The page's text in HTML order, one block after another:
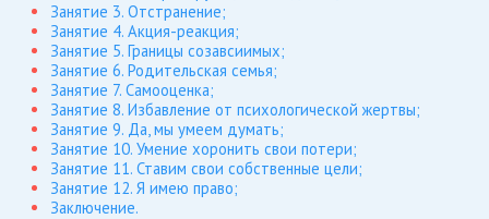
Занятие 3. Отстранение;
Занятие 4. Акция-реакция;
Занятие 5. Границы созавсиимых;
Занятие 6. Родительская семья;
Занятие 7. Самооценка;
Занятие 8. Избавление от психологической жертвы;
Занятие 9. Да, мы умеем думать;
Занятие 10. Умение хоронить свои потери;
Занятие 11. Ставим свои собственные цели;
Занятие 12. Я имею право;
Заключение.